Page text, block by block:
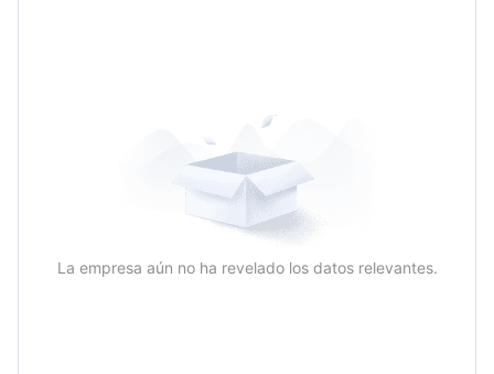
La empresa aún no ha revelado los datos relevantes.